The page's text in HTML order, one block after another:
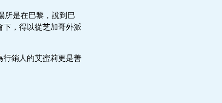
所是在巴黎，說到巴
下，得以從芝加哥外派
行銷人的艾蜜莉更是善